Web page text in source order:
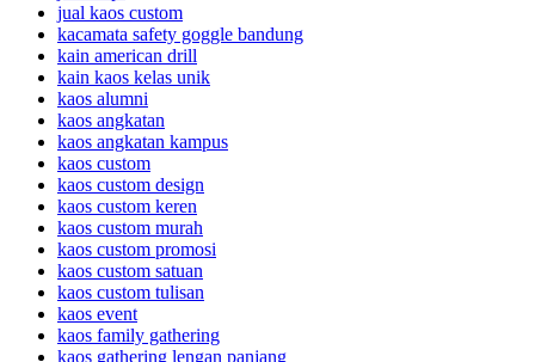
jual kaos custom
kacamata safety goggle bandung
kain american drill
kain kaos kelas unik
kaos alumni
kaos angkatan
kaos angkatan kampus
kaos custom
kaos custom design
kaos custom keren
kaos custom murah
kaos custom promosi
kaos custom satuan
kaos custom tulisan
kaos event
kaos family gathering
kaos gathering lengan panjang